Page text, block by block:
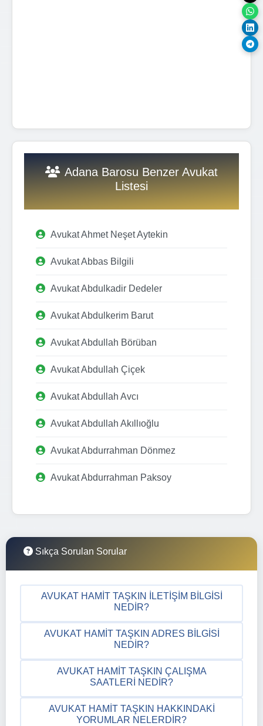
Adana Barosu Benzer Avukat
Listesi
Avukat Ahmet Neşet Aytekin
Avukat Abbas Bilgili
Avukat Abdulkadir Dedeler
Avukat Abdulkerim Barut
Avukat Abdullah Börüban
Avukat Abdullah Çiçek
Avukat Abdullah Avcı
Avukat Abdullah Akıllıoğlu
Avukat Abdurrahman Dönmez
Avukat Abdurrahman Paksoy
Sıkça Sorulan Sorular
AVUKAT HAMIT TAŞKIN İLETIŞIM BILGISI
NEDIR?
AVUKAT HAMIT TAŞKIN ADRES BILGISI
NEDIR?
AVUKAT HAMIT TAŞKIN ÇALIŞMA
SAATLERI NEDIR?
AVUKAT HAMIT TAŞKIN HAKKINDAKI
YORUMLAR NELERDIR?